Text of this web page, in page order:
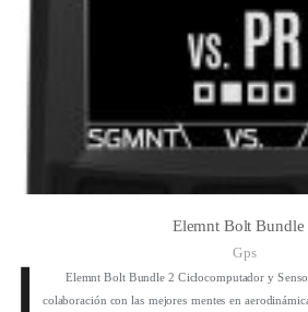
Elemnt Bolt Bundle
Gps
Elemnt Bolt Bundle 2 Ciclocomputador y
colaboración con las mejores mentes en